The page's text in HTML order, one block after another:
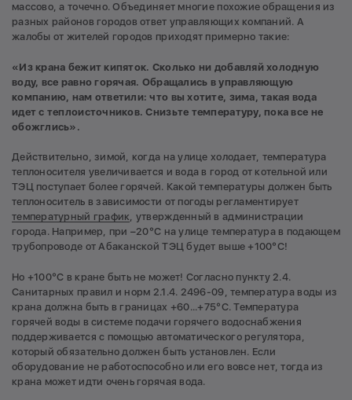
массово, а точечно. Объединяет многие похожие обращения из
разных районов городов ответ управляющих компаний. А
жалобы от жителей городов приходят примерно такие:
«Из крана бежит кипяток. Сколько ни добавляй холодную
воду, все равно горячая. Обращались в управляющую
компанию, нам ответили: что вы хотите, зима, такая вода
идет с теплоисточников. Снизьте температуру, пока все не
обожглись».
Действительно, зимой, когда на улице холодает, температура
теплоносителя увеличивается и вода в город от котельной или
ТЭЦ поступает более горячей. Какой температуры должен быть
теплоноситель в зависимости от погоды регламентирует
температурный график, утвержденный в администрации
города. Например, при –20°С на улице температура в подающем
трубопроводе от Абаканской ТЭЦ будет выше +100°С!
Но +100°С в кране быть не может! Согласно пункту 2.4.
Санитарных правил и норм 2.1.4. 2496-09, температура воды из
крана должна быть в границах +60...+75°С. Температура
горячей воды в системе подачи горячего водоснабжения
поддерживается с помощью автоматического регулятора,
который обязательно должен быть установлен. Если
оборудование не работоспособно или его вовсе нет, тогда из
крана может идти очень горячая вода.